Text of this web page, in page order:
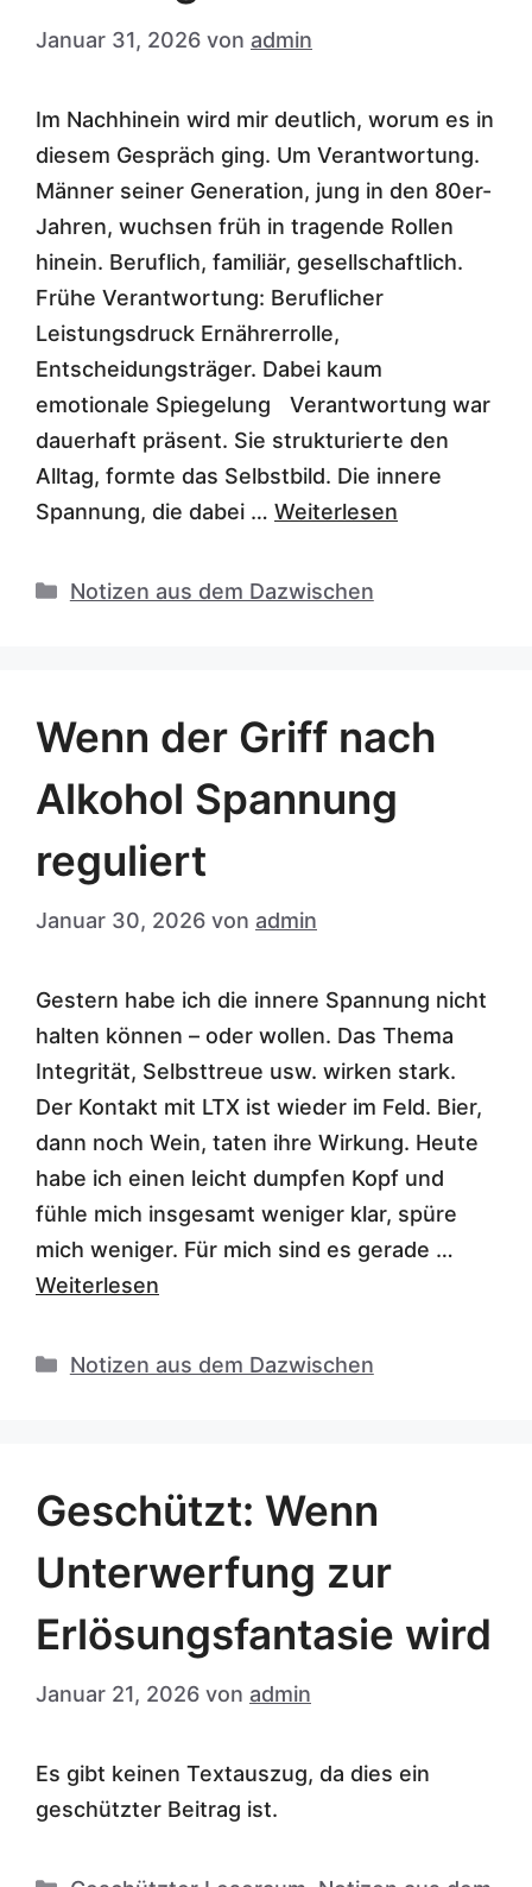
Januar 31, 2026 von admin
Im Nachhinein wird mir deutlich, worum es in
diesem Gespräch ging. Um Verantwortung.
Männer seiner Generation, jung in den 80er-
Jahren, wuchsen früh in tragende Rollen
hinein. Beruflich, familiär, gesellschaftlich.
Frühe Verantwortung: Beruflicher
Leistungsdruck Ernährerrolle,
Entscheidungsträger. Dabei kaum
emotionale Spiegelung Verantwortung war
dauerhaft präsent. Sie strukturierte den
Alltag, formte das Selbstbild. Die innere
Spannung, die dabei … Weiterlesen
Kategorien
Notizen aus dem Dazwischen
Wenn der Griff nach
Alkohol Spannung
reguliert
Januar 30, 2026 von admin
Gestern habe ich die innere Spannung nicht
halten können – oder wollen. Das Thema
Integrität, Selbsttreue usw. wirken stark.
Der Kontakt mit LTX ist wieder im Feld. Bier,
dann noch Wein, taten ihre Wirkung. Heute
habe ich einen leicht dumpfen Kopf und
fühle mich insgesamt weniger klar, spüre
mich weniger. Für mich sind es gerade …
Weiterlesen
Kategorien
Notizen aus dem Dazwischen
Geschützt: Wenn
Unterwerfung zur
Erlösungsfantasie wird
Januar 21, 2026 von admin
Es gibt keinen Textauszug, da dies ein
geschützter Beitrag ist.